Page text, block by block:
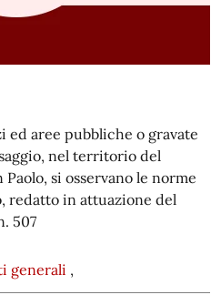
ed aree pubbliche o gravate
nel territorio del
si osservano le norme
redatto in attuazione del
507
generali ,